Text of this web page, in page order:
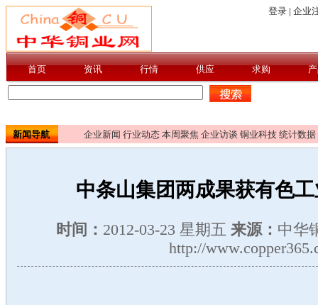
新闻导航 企业新闻 行业动态 本周聚焦 企业访谈 铜业科技 统计数据
中条山集团两成果获有色
时间： 2012-03-23 星期五 来源： 中华
http://